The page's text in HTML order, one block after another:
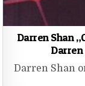
Darren Shan
Darren Shan